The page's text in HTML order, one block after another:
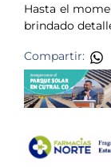
Hasta el
brindado
Compartir: